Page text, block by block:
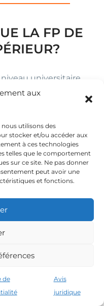
aux
utilisons des
stocker et/ou accéder aux
à ces technologies
telles que le comportement
sur ce site. Ne pas donner
peut avoir une
et fonctions.
de
Avis
juridique
LA FP DE
universitaire
européen des
+ cours
19 ans ou plus)
heures)
supérieurs
spécialisées et des
du travail avec de
(de nombreux